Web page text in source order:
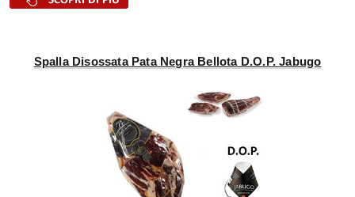
Spalla Disossata Pata Negra Bellota D.O.P. Jabugo